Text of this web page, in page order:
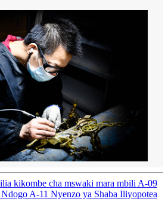
kikombe cha mswaki mara mbili A-09
A-11 Nyenzo ya Shaba Iliyopotea